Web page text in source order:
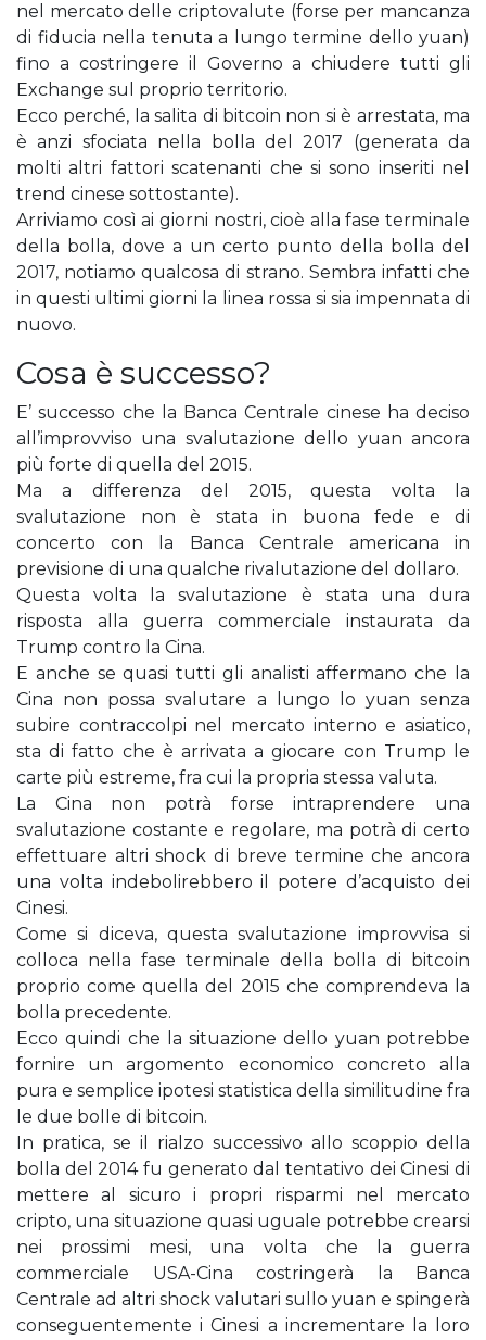
nel mercato delle criptovalute (forse per mancanza
di fiducia nella tenuta a lungo termine dello yuan)
fino a costringere il Governo a chiudere tutti gli
Exchange sul proprio territorio.
Ecco perché, la salita di bitcoin non si è arrestata, ma
è anzi sfociata nella bolla del 2017 (generata da
molti altri fattori scatenanti che si sono inseriti nel
trend cinese sottostante).
Arriviamo così ai giorni nostri, cioè alla fase terminale
della bolla, dove a un certo punto della bolla del
2017, notiamo qualcosa di strano. Sembra infatti che
in questi ultimi giorni la linea rossa si sia impennata di
nuovo.
Cosa è successo?
E’ successo che la Banca Centrale cinese ha deciso
all’improvviso una svalutazione dello yuan ancora
più forte di quella del 2015.
Ma a differenza del 2015, questa volta la
svalutazione non è stata in buona fede e di
concerto con la Banca Centrale americana in
previsione di una qualche rivalutazione del dollaro.
Questa volta la svalutazione è stata una dura
risposta alla guerra commerciale instaurata da
Trump contro la Cina.
E anche se quasi tutti gli analisti affermano che la
Cina non possa svalutare a lungo lo yuan senza
subire contraccolpi nel mercato interno e asiatico,
sta di fatto che è arrivata a giocare con Trump le
carte più estreme, fra cui la propria stessa valuta.
La Cina non potrà forse intraprendere una
svalutazione costante e regolare, ma potrà di certo
effettuare altri shock di breve termine che ancora
una volta indebolirebbero il potere d’acquisto dei
Cinesi.
Come si diceva, questa svalutazione improvvisa si
colloca nella fase terminale della bolla di bitcoin
proprio come quella del 2015 che comprendeva la
bolla precedente.
Ecco quindi che la situazione dello yuan potrebbe
fornire un argomento economico concreto alla
pura e semplice ipotesi statistica della similitudine fra
le due bolle di bitcoin.
In pratica, se il rialzo successivo allo scoppio della
bolla del 2014 fu generato dal tentativo dei Cinesi di
mettere al sicuro i propri risparmi nel mercato
cripto, una situazione quasi uguale potrebbe crearsi
nei prossimi mesi, una volta che la guerra
commerciale USA-Cina costringerà la Banca
Centrale ad altri shock valutari sullo yuan e spingerà
conseguentemente i Cinesi a incrementare la loro